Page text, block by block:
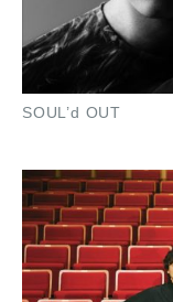
SOUL’d OUT